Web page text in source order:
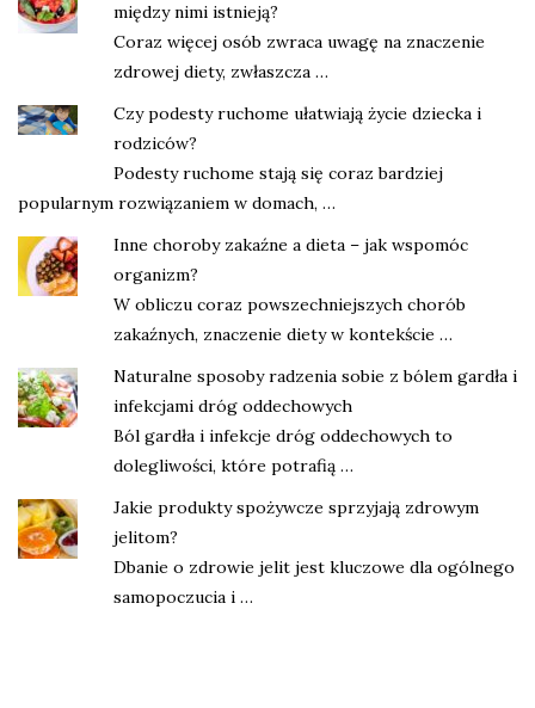
między nimi istnieją?
Coraz więcej osób zwraca uwagę na znaczenie
zdrowej diety, zwłaszcza …
Czy podesty ruchome ułatwiają życie dziecka i
rodziców?
Podesty ruchome stają się coraz bardziej
popularnym rozwiązaniem w domach, …
Inne choroby zakaźne a dieta – jak wspomóc
organizm?
W obliczu coraz powszechniejszych chorób
zakaźnych, znaczenie diety w kontekście …
Naturalne sposoby radzenia sobie z bólem gardła i
infekcjami dróg oddechowych
Ból gardła i infekcje dróg oddechowych to
dolegliwości, które potrafią …
Jakie produkty spożywcze sprzyjają zdrowym
jelitom?
Dbanie o zdrowie jelit jest kluczowe dla ogólnego
samopoczucia i …